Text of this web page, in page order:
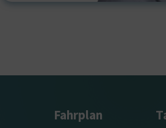
Fahrplan